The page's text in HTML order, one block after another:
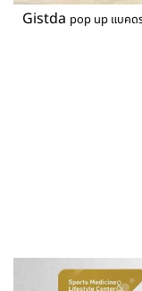
Gistda pop up แบคด